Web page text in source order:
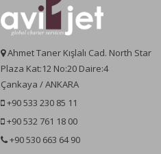
Ahmet Taner Kışlalı Cad. North Star
Plaza Kat:12 No:20 Daire:4
Çankaya / ANKARA
+90 533 230 85 11
+90 532 761 18 00
+90 530 663 64 90